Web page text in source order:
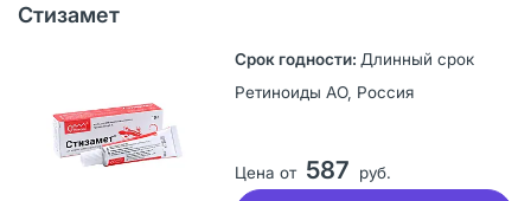
Стизамет
Длинный срок
Ретиноиды АО, Россия
Цена от 587 руб.